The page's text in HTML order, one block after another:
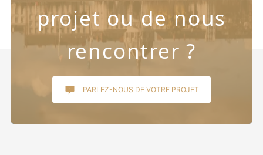
projet ou de nous
rencontrer ?
PARLEZ-NOUS DE VOTRE PROJET